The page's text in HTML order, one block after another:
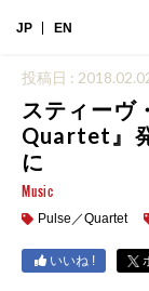
JP EN
投稿日 :
スティーヴ
Quartet』
に
Music
Pulse／Quartet
いいね !